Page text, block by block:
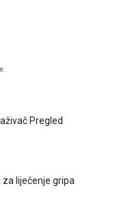
Pregled
za liječenje gripa